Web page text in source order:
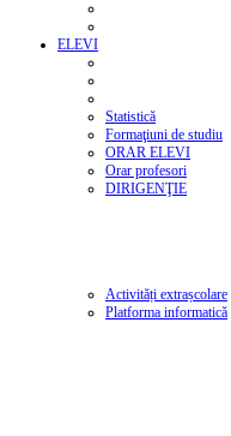
ELEVI
Statistică
Formaţiuni de studiu
ORAR ELEVI
Orar profesori
DIRIGENŢIE
Activități extrașcolare
Platforma informatică